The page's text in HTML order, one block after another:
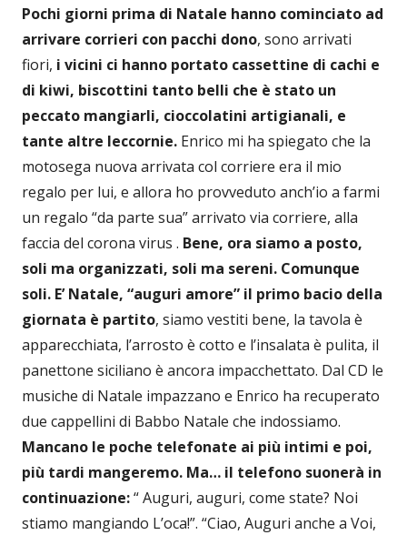
Pochi giorni prima di Natale hanno cominciato ad
arrivare corrieri con pacchi dono, sono arrivati
fiori, i vicini ci hanno portato cassettine di cachi e
di kiwi, biscottini tanto belli che è stato un
peccato mangiarli, cioccolatini artigianali, e
tante altre leccornie. Enrico mi ha spiegato che la
motosega nuova arrivata col corriere era il mio
regalo per lui, e allora ho provveduto anch’io a farmi
un regalo “da parte sua” arrivato via corriere, alla
faccia del corona virus . Bene, ora siamo a posto,
soli ma organizzati, soli ma sereni. Comunque
soli. E’ Natale, “auguri amore” il primo bacio della
giornata è partito, siamo vestiti bene, la tavola è
apparecchiata, l’arrosto è cotto e l’insalata è pulita, il
panettone siciliano è ancora impacchettato. Dal CD le
musiche di Natale impazzano e Enrico ha recuperato
due cappellini di Babbo Natale che indossiamo.
Mancano le poche telefonate ai più intimi e poi,
più tardi mangeremo. Ma… il telefono suonerà in
continuazione:“ Auguri, auguri, come state? Noi
stiamo mangiando L’oca!”. “Ciao, Auguri anche a Voi,